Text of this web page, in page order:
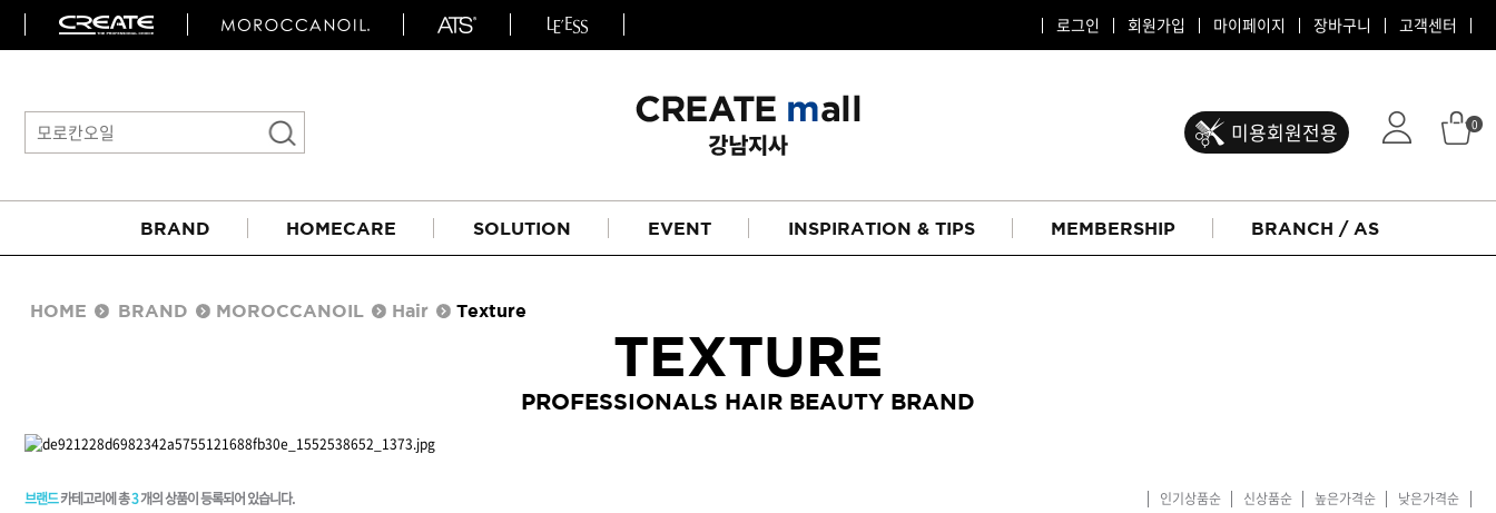
고객센터
장바구니
마이페이지
회원가입
로그인
미용회원전용 0
BRAND HOMECARE SOLUTION EVENT INSPIRATION & TIPS MEMBERSHIP BRANCH / AS
아이롱기
매직기
리버시
HOME BRAND MOROCCANOIL Hair Texture
TEXTURE
PROFESSIONALS HAIR BEAUTY BRAND
브랜드카테고리에 총3개의 상품이 등록되어 있습니다. 인기상품순 신상품순 높은가격순 낮은가격순